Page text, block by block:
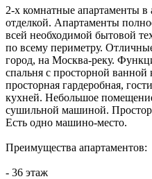
2-х комнатные апартаменты в
отделкой. Апартаменты
всей необходимой бытовой
по всему периметру.
город, на Москва-реку.
спальня с просторной ванной
просторная гардеробная,
кухней. Небольшое
сушильной машиной.
Есть одно машино-место.
Преимущества апартаментов:
- 36 этаж